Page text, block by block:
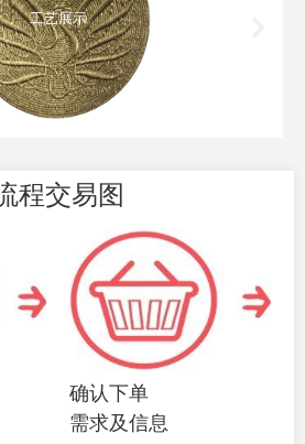
工艺展示
程交易图
确认下单
需求及信息